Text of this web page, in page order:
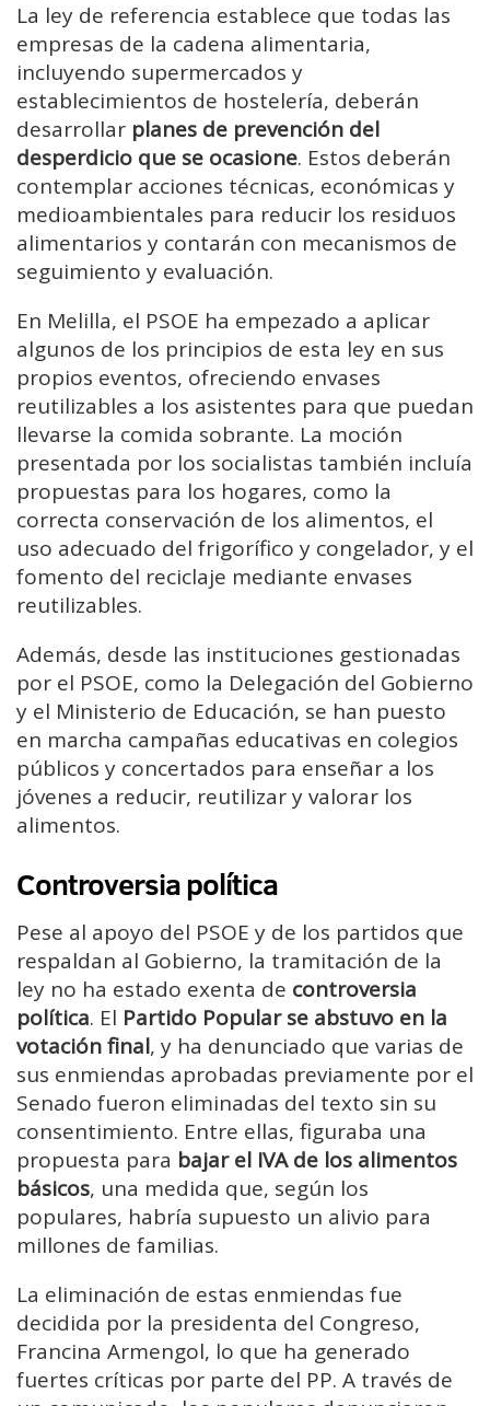
La ley de referencia establece que todas las
empresas de la cadena alimentaria,
incluyendo supermercados y
establecimientos de hostelería, deberán
desarrollar planes de prevención del
desperdicio que se ocasione. Estos deberán
contemplar acciones técnicas, económicas y
medioambientales para reducir los residuos
alimentarios y contarán con mecanismos de
seguimiento y evaluación.
En Melilla, el PSOE ha empezado a aplicar
algunos de los principios de esta ley en sus
propios eventos, ofreciendo envases
reutilizables a los asistentes para que puedan
llevarse la comida sobrante. La moción
presentada por los socialistas también incluía
propuestas para los hogares, como la
correcta conservación de los alimentos, el
uso adecuado del frigorífico y congelador, y el
fomento del reciclaje mediante envases
reutilizables.
Además, desde las instituciones gestionadas
por el PSOE, como la Delegación del Gobierno
y el Ministerio de Educación, se han puesto
en marcha campañas educativas en colegios
públicos y concertados para enseñar a los
jóvenes a reducir, reutilizar y valorar los
alimentos.
Controversia política
Pese al apoyo del PSOE y de los partidos que
respaldan al Gobierno, la tramitación de la
ley no ha estado exenta de controversia
política. El Partido Popular se abstuvo en la
votación final, y ha denunciado que varias de
sus enmiendas aprobadas previamente por el
Senado fueron eliminadas del texto sin su
consentimiento. Entre ellas, figuraba una
propuesta para bajar el IVA de los alimentos
básicos, una medida que, según los
populares, habría supuesto un alivio para
millones de familias.
La eliminación de estas enmiendas fue
decidida por la presidenta del Congreso,
Francina Armengol, lo que ha generado
fuertes críticas por parte del PP. A través de